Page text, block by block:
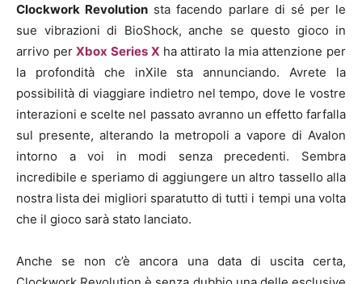
Clockwork Revolution sta facendo parlare di sé per le
sue vibrazioni di BioShock, anche se questo gioco in
arrivo perXbox Series X ha attirato la mia attenzione per
la profondità che inXile sta annunciando. Avrete la
possibilità di viaggiare indietro nel tempo, dove le vostre
interazioni e scelte nel passato avranno un effetto farfalla
sul presente, alterando la metropoli a vapore di Avalon
intorno a voi in modi senza precedenti. Sembra
incredibile e speriamo di aggiungere un altro tassello alla
nostra lista dei migliori sparatutto di tutti i tempi una volta
che il gioco sarà stato lanciato.
Anche se non c’è ancora una data di uscita certa,